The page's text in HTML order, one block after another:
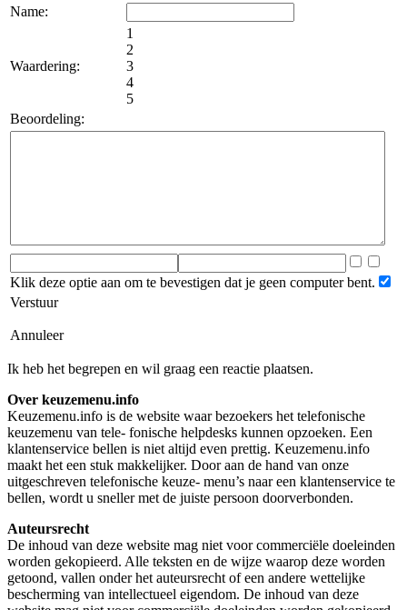
Name:
Waardering:
1
2
3
4
5
Beoordeling:
Klik deze optie aan om te bevestigen dat je geen computer bent.
Verstuur
Annuleer
Ik heb het begrepen en wil graag een reactie plaatsen.
Over keuzemenu.info
Keuzemenu.info is de website waar bezoekers het telefonische
keuzemenu van tele- fonische helpdesks kunnen opzoeken. Een
klantenservice bellen is niet altijd even prettig. Keuzemenu.info
maakt het een stuk makkelijker. Door aan de hand van onze
uitgeschreven telefonische keuze- menu’s naar een klantenservice te
bellen, wordt u sneller met de juiste persoon doorverbonden.
Auteursrecht
De inhoud van deze website mag niet voor commerciële doeleinden
worden gekopieerd. Alle teksten en de wijze waarop deze worden
getoond, vallen onder het auteursrecht of een andere wettelijke
bescherming van intellectueel eigendom. De inhoud van deze